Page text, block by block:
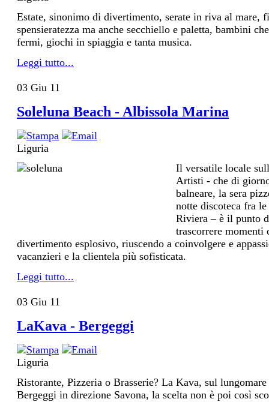
Estate, sinonimo di divertimento, serate in riva al mare,
spensieratezza ma anche secchiello e paletta, bambini
fermi, giochi in spiaggia e tanta musica.
Leggi tutto...
03 Giu 11
Soleluna Beach - Albissola Marina
Liguria
Il versatile locale
Artisti - che di
balneare, la sera
notte discoteca fra
Riviera – è il punto
trascorrere momenti
divertimento esplosivo, riuscendo a coinvolgere e
vacanzieri e la clientela più sofisticata.
Leggi tutto...
03 Giu 11
LaKava - Bergeggi
Liguria
Ristorante, Pizzeria o Brasserie? La Kava, sul
Bergeggi in direzione Savona, la scelta non è poi così